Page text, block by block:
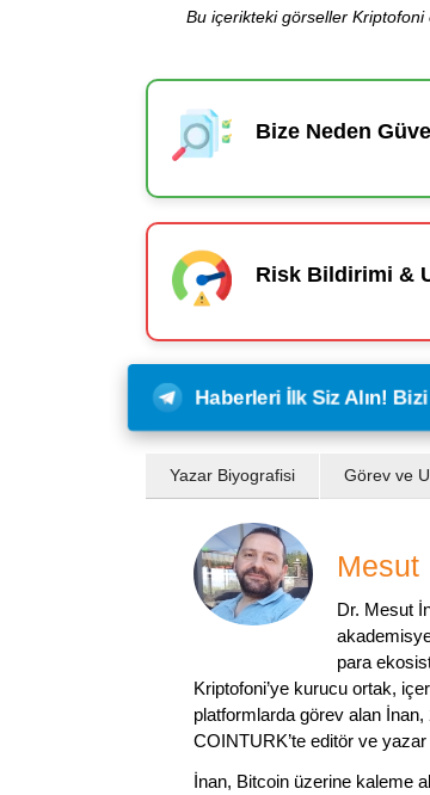
Bu içerikteki görseller Kriptofoni
Bize Neden
Risk Bildirimi &
Haberleri İlk Siz Alın!
Yazar Biyografisi Görev ve
Mesut
Dr. Mesut
para
Kriptofoni’ye kurucu ortak,
platformlarda görev alan İnan,
COINTURK’te editör ve yazar
İnan, Bitcoin üzerine kaleme